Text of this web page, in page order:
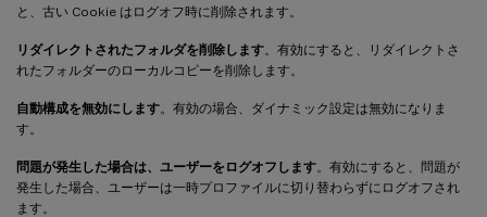
と、古い Cookie はログオフ時に削除されます。
リダイレクトされたフォルダを削除します。有効にすると、リダイレクトさ
れたフォルダーのローカルコピーを削除します。
自動構成を無効にします。有効の場合、ダイナミック設定は無効になりま
す。
問題が発生した場合は、ユーザーをログオフします。有効にすると、問題が
発生した場合、ユーザーは一時プロファイルに切り替わらずにログオフされ
ます。